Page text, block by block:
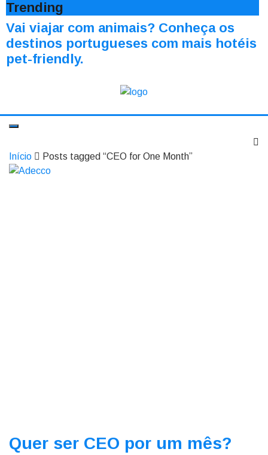
Trending
Vai viajar com animais? Conheça os
destinos portugueses com mais hotéis
pet-friendly.
Início Posts tagged “CEO for One Month”
Quer ser CEO por um mês?